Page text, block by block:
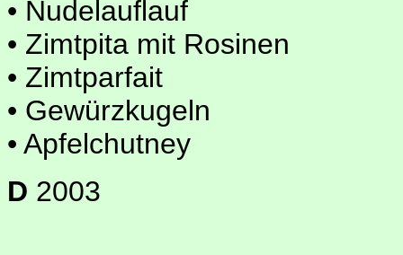
• Nudelauflauf
• Zimtpita mit Rosinen
• Zimtparfait
• Gewürzkugeln
• Apfelchutney
D 2003